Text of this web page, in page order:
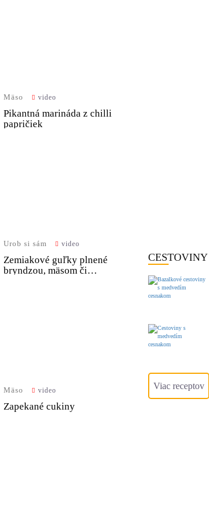
Mäso video
Pikantná marináda z chilli
papričiek
Urob si sám video
Zemiakové guľky plnené
bryndzou, mäsom či
Mäso video
Zapekané cukiny
CESTOVINY
Viac receptov